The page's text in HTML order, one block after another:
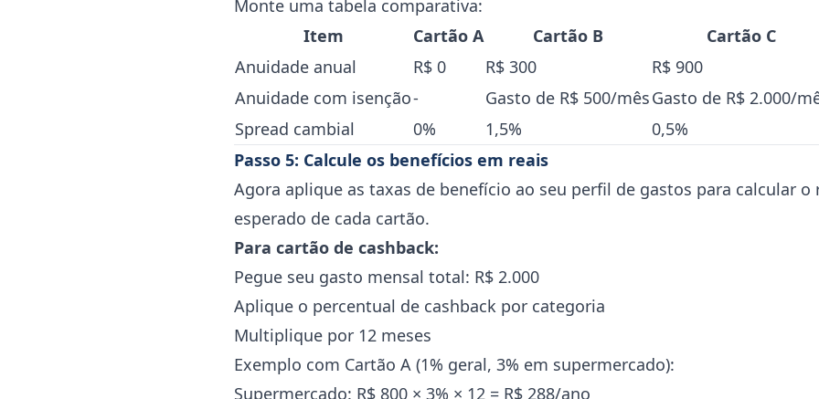
Monte uma tabela comparativa:
Item
Cartão A Cartão B
Cartão C
Anuidade anual
R$ 0 R$ 300
R$ 900
Anuidade com isenção- Gasto de R$ 500/mêsGasto de R$ 2.000/
Spread cambial
0% 1,5%
0,5%
Passo 5: Calcule os benefícios em reais
Agora aplique as taxas de benefício ao seu perfil de gastos para calcular
esperado de cada cartão.
Para cartão de cashback:
Pegue seu gasto mensal total: R$ 2.000
Aplique o percentual de cashback por categoria
Multiplique por 12 meses
Exemplo com Cartão A (1% geral, 3% em supermercado):
Supermercado: R$ 800 × 3% × 12 = R$ 288/ano